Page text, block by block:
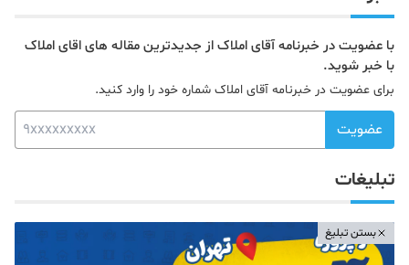
با عضویت در خبرنامه آقای املاک از جدیدترین مقاله های اقای املاک
با خبر شوید.
برای عضویت در خبرنامه آقای املاک شماره خود را وارد کنید.
عضویت
تبلیغات
بستن تبلیغ